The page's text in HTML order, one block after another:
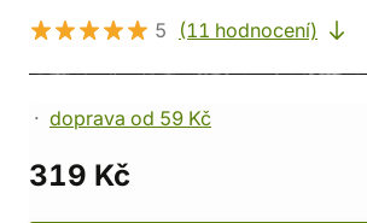
5
(11 hodnocení)
doprava od 59 Kč
319 Kč